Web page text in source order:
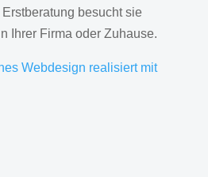
besucht sie
Ihrer Firma oder Zuhause.
Webdesign realisiert mit